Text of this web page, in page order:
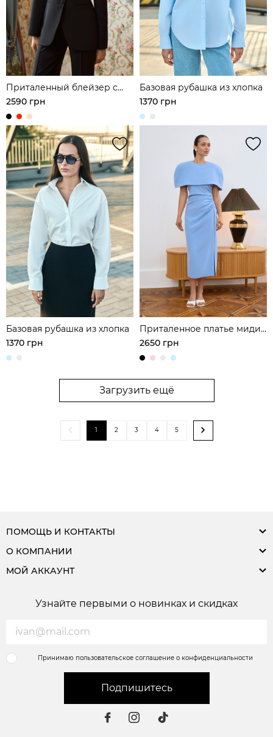
Приталенный блейзер с
фигурным вырезом на
2590 грн
Базовая рубашка из хлопка
1370 грн
Базовая рубашка из хлопка
1370 грн
Приталенное платье миди
с кейпом
2650 грн
Загрузить ещё
1 2 3 4 5
ПОМОЩЬ И КОНТАКТЫ
О КОМПАНИИ
МОЙ АККАУНТ
Узнайте первыми о новинках и скидках
Принимаю пользовательское соглашение о конфиденциальности
Подпишитесь